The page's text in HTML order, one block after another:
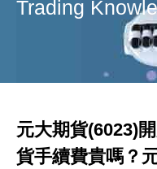
Trading
元大期貨(6023)
貨手續費貴嗎？